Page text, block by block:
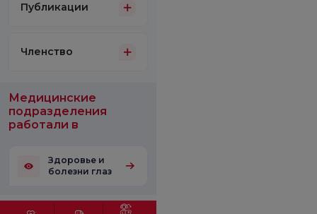
Публикации
Членство
Медицинские
подразделения
работали в
Здоровье и
болезни глаз